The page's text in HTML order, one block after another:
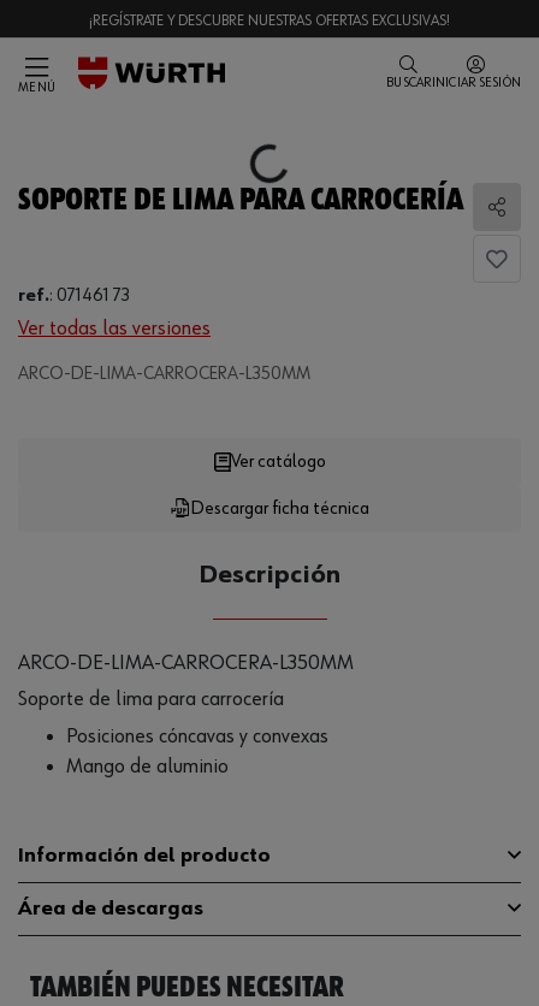
¡REGÍSTRATE Y DESCUBRE NUESTRAS OFERTAS EXCLUSIVAS!
MENÚ BUSCAR INICIAR SESIÓN
Loading...
SOPORTE DE LIMA PARA CARROCERÍA
ref.: 071461 73
Ver todas las versiones
ARCO-DE-LIMA-CARROCERA-L350MM
Descargar ficha técnica
Ver catálogo
Descripción
ARCO-DE-LIMA-CARROCERA-L350MM
Soporte de lima para carrocería
Posiciones cóncavas y convexas
Mango de aluminio
Información del producto
Ancho de lámina 35 mm
Área de descargas
Catálogo General 07146173
TAMBIÉN PUEDES NECESITAR